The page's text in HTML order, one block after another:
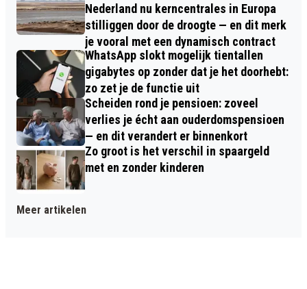
Nederland nu kerncentrales in Europa
stilliggen door de droogte — en dit merk
je vooral met een dynamisch contract
WhatsApp slokt mogelijk tientallen
gigabytes op zonder dat je het doorhebt:
zo zet je de functie uit
Scheiden rond je pensioen: zoveel
verlies je écht aan ouderdomspensioen
— en dit verandert er binnenkort
Zo groot is het verschil in spaargeld
met en zonder kinderen
Meer artikelen